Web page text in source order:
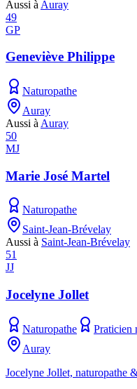
Aussi à Auray
49
GP
Geneviève Philippe
Naturopathe
Auray
Aussi à Auray
50
MJ
Marie José Martel
Naturopathe
Saint-Jean-Brévelay
Aussi à Saint-Jean-Brévelay
51
JJ
Jocelyne Jollet
Naturopathe
Praticien
Auray
Jocelyne Jollet, naturopathe